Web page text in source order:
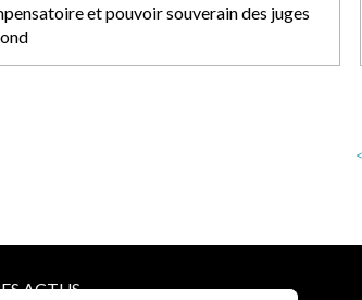
et pouvoir souverain des juges
ACTUS